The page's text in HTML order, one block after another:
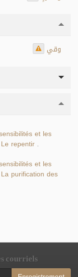
وقي
et les
Le repentir
et les
La purification des
courriels